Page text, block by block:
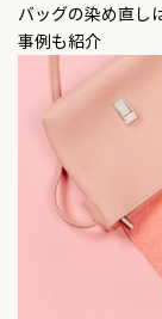
バッグの染め直し
事例も紹介